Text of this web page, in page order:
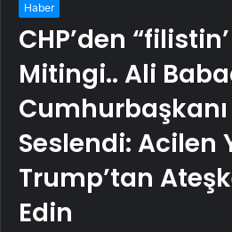
Haber
CHP’den
Mitingi.. Ali
Cumhurbaşkanı
Seslendi: Acilen
Trump’tan
Edin